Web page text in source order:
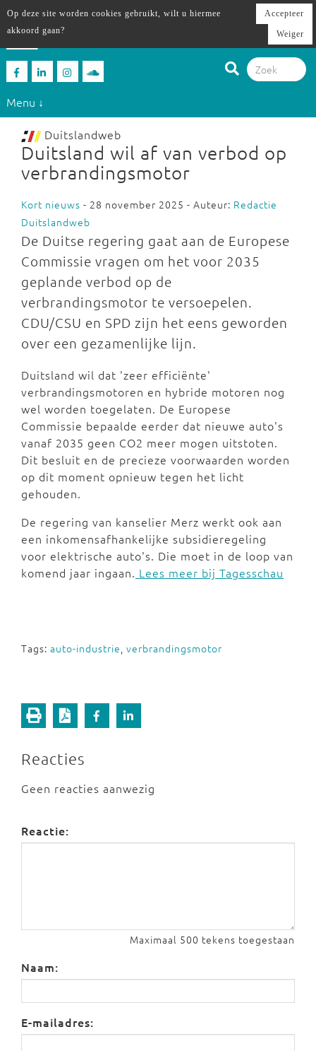
Menu ↓
Duitslandweb
Duitsland wil af van verbod op
verbrandingsmotor
Kort nieuws - 28 november 2025 - Auteur: Redactie
Duitslandweb
De Duitse regering gaat aan de Europese
Commissie vragen om het voor 2035
geplande verbod op de
verbrandingsmotor te versoepelen.
CDU/CSU en SPD zijn het eens geworden
over een gezamenlijke lijn.
Duitsland wil dat 'zeer efficiënte'
verbrandingsmotoren en hybride motoren nog
wel worden toegelaten. De Europese
Commissie bepaalde eerder dat nieuwe auto's
vanaf 2035 geen CO2 meer mogen uitstoten.
Dit besluit en de precieze voorwaarden worden
op dit moment opnieuw tegen het licht
gehouden.
De regering van kanselier Merz werkt ook aan
een inkomensafhankelijke subsidieregeling
voor elektrische auto's. Die moet in de loop van
komend jaar ingaan. Lees meer bij Tagesschau
Tags: auto-industrie, verbrandingsmotor
Reacties
Geen reacties aanwezig
Reactie:
Maximaal 500 tekens toegestaan
Naam:
E-mailadres:
Op deze site worden cookies gebruikt, wilt u hiermee
akkoord gaan?
Accepteer
Weiger